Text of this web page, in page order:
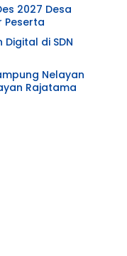
2027 Desa
Peserta
Digital di SDN
Nelayan
Rajatama